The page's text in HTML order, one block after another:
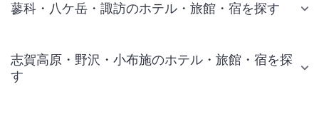
蓼科・八ケ岳・諏訪のホテル・旅館・宿を探す
志賀高原・野沢・小布施のホテル・旅館・宿を探
す